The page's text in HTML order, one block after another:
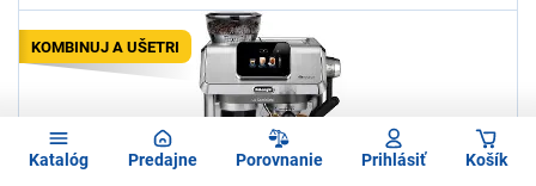
Katalóg Predajne Porovnanie Prihlásiť Košík
KOMBINUJ A UŠETRI